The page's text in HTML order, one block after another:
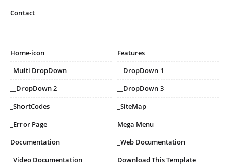
Contact
Home-icon
Features
_Multi DropDown
__DropDown 1
__DropDown 2
__DropDown 3
_ShortCodes
_SiteMap
_Error Page
Mega Menu
Documentation
_Web Documentation
_Video Documentation
Download This Template